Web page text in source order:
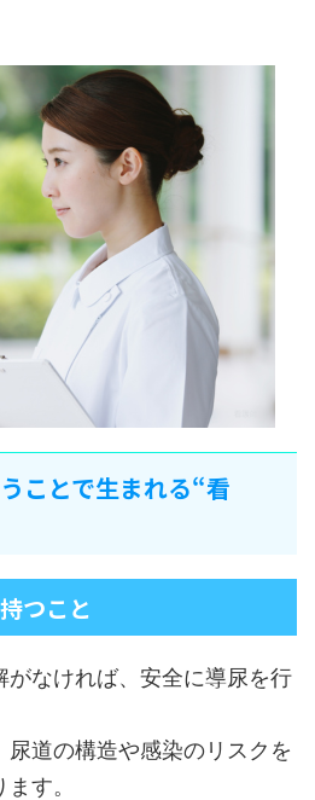
ことで生まれる“看
つこと
がなければ、安全に導尿を行
尿道の構造や感染のリスクを
す。